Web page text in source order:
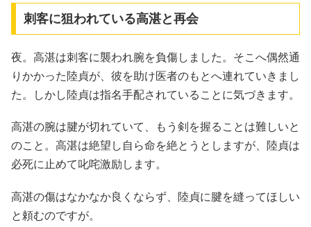
刺客に狙われている高湛と再会
夜。高湛は刺客に襲われ腕を負傷しました。そこへ偶然通
りかかった陸貞が、彼を助け医者のもとへ連れていきまし
た。しかし陸貞は指名手配されていることに気づきます。
高湛の腕は腱が切れていて、もう剣を握ることは難しいと
のこと。高湛は絶望し自ら命を絶とうとしますが、陸貞は
必死に止めて叱咤激励します。
高湛の傷はなかなか良くならず、陸貞に腱を縫ってほしい
と頼むのですが。